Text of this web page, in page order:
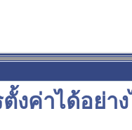
งค่าได้อย่าง